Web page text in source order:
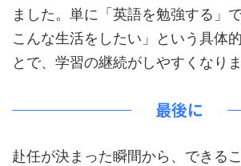
ました。単に「英語を勉強する」
こんな生活をしたい」という具体
とで、学習の継続がしやすくなりま
最後に
赴任が決まった瞬間から、できる